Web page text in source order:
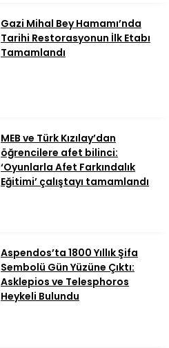
Gazi Mihal Bey Hamamı’nda
Tarihi Restorasyonun İlk Etabı
Tamamlandı
MEB ve Türk Kızılay’dan
öğrencilere afet bilinci:
‘Oyunlarla Afet Farkındalık
Eğitimi’ çalıştayı tamamlandı
Aspendos’ta 1800 Yıllık Şifa
Sembolü Gün Yüzüne Çıktı:
Asklepios ve Telesphoros
Heykeli Bulundu